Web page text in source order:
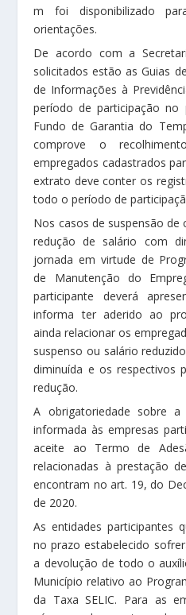
m foi disponibilizado
orientações.
De acordo com a
solicitados estão as Guias
de Informações à
período de participação
Fundo de Garantia do
comprove o
empregados cadastrados
extrato deve conter os
todo o período de
Nos casos de suspensão
redução de salário com
jornada em virtude de
de Manutenção do
participante deverá
informa ter aderido ao
ainda relacionar os
suspenso ou salário
diminuída e os respectivos
redução.
A obrigatoriedade sobre
informada às empresas
aceite ao Termo de
relacionadas à prestação
encontram no art. 19, do
de 2020.
As entidades participantes
no prazo estabelecido
a devolução de todo o
Município relativo ao
da Taxa SELIC. Para as